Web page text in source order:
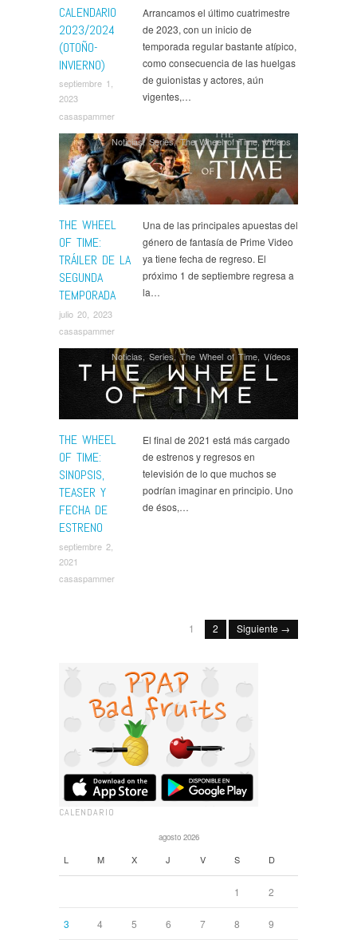
CALENDARIO
2023/2024
(OTOÑO-
INVIERNO)
septiembre 1,
2023
casaspammer
Reacher,Rick and Morty,Series ,Sex Education,
Shining Vale, Slow Horses,Spy x Family,Star Trek
Lower Decks
The Continental,The Crown,The Fall of
the House of Usher,The Morning Show,The Wheel of
Time,Todos Mienten, Upload,What If...?,Wolf Like Me
Arrancamos el último cuatrimestre
de 2023, con un inicio de
temporada regular bastante atípico,
como consecuencia de las huelgas
de guionistas y actores, aún
vigentes,…
THE WHEEL
OF TIME:
TRÁILER DE LA
SEGUNDA
TEMPORADA
julio 20, 2023
casaspammer
Noticias,Series,The Wheel of Time ,Ví­deos
Una de las principales apuestas del
género de fantasía de Prime Video
ya tiene fecha de regreso. El
próximo 1 de septiembre regresa a
la…
THE WHEEL
OF TIME:
SINOPSIS,
TEASER Y
FECHA DE
ESTRENO
septiembre 2,
2021
casaspammer
Noticias,Series,The Wheel of Time,Ví­deos
El final de 2021 está más cargado
de estrenos y regresos en
televisión de lo que muchos se
podrían imaginar en principio. Uno
de ésos,…
1 2 Siguiente →
CALENDARIO
agosto 2026
L M X J V S D
1 2
3 4 5 6 7 8 9